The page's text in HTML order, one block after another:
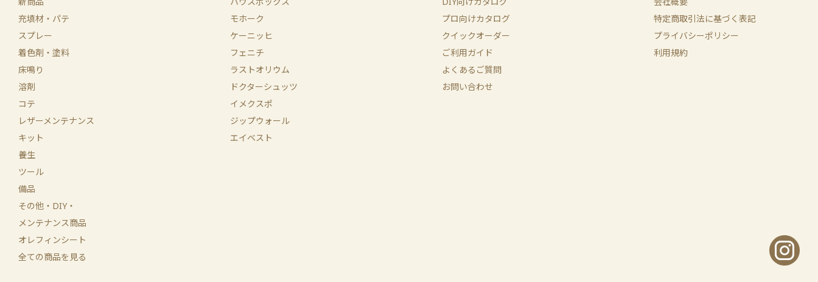
充填材・パテ
スプレー
着色剤・塗料
床鳴り
溶剤
コテ
レザーメンテナンス
キット
養生
ツール
備品
その他・DIY・
メンテナンス商品
オレフィンシート
全ての商品を見る
モホーク
ケーニッヒ
フェニチ
ラストオリウム
ドクターシュッツ
イメクスポ
ジップウォール
エイベスト
プロ向けカタログ
クイックオーダー
ご利用ガイド
よくあるご質問
お問い合わせ
特定商取引法に基づく表記
プライバシーポリシー
利用規約